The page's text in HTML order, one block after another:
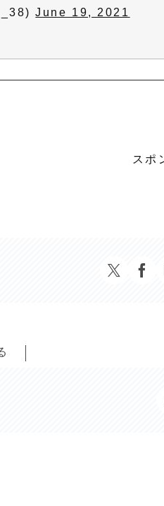
June 19, 2021
スポ